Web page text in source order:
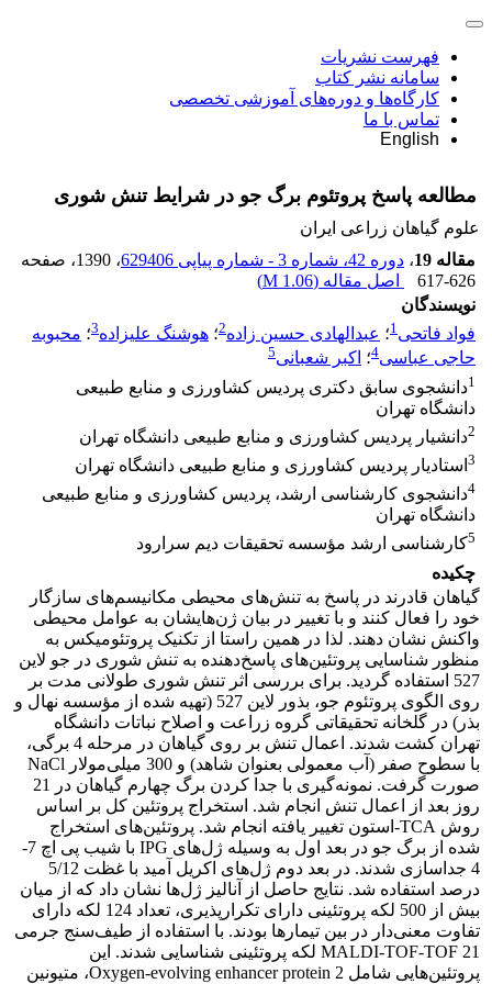
فهرست نشریات
سامانه نشر کتاب
کارگاه‌ها و دوره‌های آموزشی تخصصی
تماس با ما
English
مطالعه پاسخ پروتئوم برگ جو در شرایط تنش شوری
علوم گیاهان زراعی ایران
مقاله 19
، دوره 42، شماره 3 - شماره پیاپی 629406 ، 1390
، صفحه
617-626
اصل مقاله (1.06 M
)
نویسندگان
فواد فاتحی1؛ عبدالهادی حسین زاده2؛ هوشنگ علیزاده3؛ محبوبه
حاجی عباسی4؛ اکبر شعبانی5
1دانشجوی سابق دکتری پردیس کشاورزی و منابع طبیعی
دانشگاه تهران
2دانشیار پردیس کشاورزی و منابع طبیعی دانشگاه تهران
3 استادیار پردیس کشاورزی و منابع طبیعی دانشگاه تهران
4دانشجوی کارشناسی ارشد، پردیس کشاورزی و منابع طبیعی
دانشگاه تهران
5کارشناسی ارشد مؤسسه تحقیقات دیم سرارود
چکیده
گیاهان قادرند در پاسخ به تنش‌های محیطی مکانیسم‌های سازگار
خود را فعال کنند و با تغییر در بیان ژن‌هایشان به عوامل محیطی
واکنش نشان دهند. لذا در همین راستا از تکنیک پروتئومیکس به
منظور شناسایی پروتئین‌های پاسخ‌دهنده به تنش شوری در جو لاین
527 استفاده گردید. برای بررسی اثر تنش شوری طولانی مدت بر
روی الگوی پروتئوم جو، بذور لاین 527 (تهیه شده از مؤسسه نهال و
بذر) در گلخانه تحقیقاتی گروه زراعت و اصلاح نباتات دانشگاه
تهران کشت شدند. اعمال تنش بر روی گیاهان در مرحله 4 برگی،
با سطوح صفر (آب معمولی بعنوان شاهد) و 300 میلی‌مولار NaCl
صورت گرفت. نمونه‌گیری با جدا کردن برگ چهارم گیاهان در 21
روز بعد از اعمال تنش انجام شد. استخراج پروتئین کل بر اساس
روش TCA-استون تغییر یافته انجام شد. پروتئین‌های استخراج
شده از برگ جو در بعد اول به وسیله ژل‌های IPG با شیب پی اچ 7-
4 جداسازی شدند. در بعد دوم ژل‌های اکریل آمید با غظت 5/12
درصد استفاده شد. نتایج حاصل از آنالیز ژل‌ها نشان داد که از میان
بیش از 500 لکه پروتئینی دارای تکرارپذیری، تعداد 124 لکه دارای
تفاوت معنی‌دار در بین تیمارها بودند. با استفاده از طیف‌سنج جرمی
MALDI-TOF-TOF 21 لکه پروتئینی شناسایی شدند. این
پروتئین‌هایی شامل Oxygen-evolving enhancer protein 2، متیونین